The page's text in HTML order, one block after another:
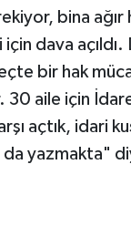
bina ağır
dava açıldı.
bir hak
30 aile için
açtık, idari
da yazmakta"